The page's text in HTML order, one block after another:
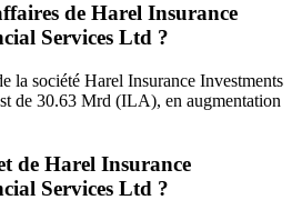
de Harel Insurance
Services Ltd ?
la société Harel Insurance Investments
de 30.63 Mrd (ILA), en augmentation
de Harel Insurance
Services Ltd ?